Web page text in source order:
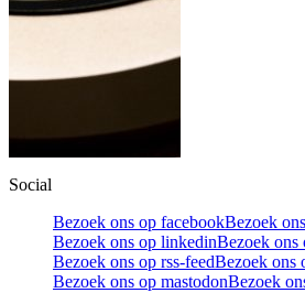
Social
Bezoek ons op facebookBezoek
Bezoek ons op linkedinBezoek ons
Bezoek ons op rss-feedBezoek ons
Bezoek ons op mastodonBezoek